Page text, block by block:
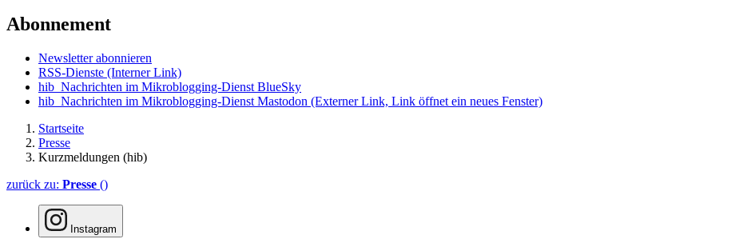
Abonnement
Newsletter abonnieren
RSS-Dienste (Interner Link)
hib_Nachrichten im Mikroblogging-Dienst BlueSky
hib_Nachrichten im Mikroblogging-Dienst Mastodon (Externer Link, Link öffnet ein neues Fenster)
Startseite
Presse
Kurzmeldungen (hib)
zurück zu: Presse ()
Instagram